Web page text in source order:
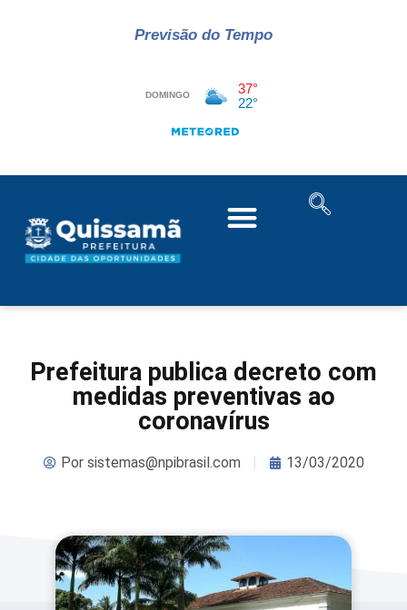
Previsão do Tempo
Prefeitura publica decreto com
medidas preventivas ao
coronavírus
Porsistemas@npibrasil.com 13/03/2020